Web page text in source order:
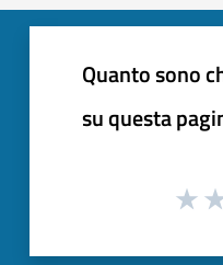
Quanto sono
su questa